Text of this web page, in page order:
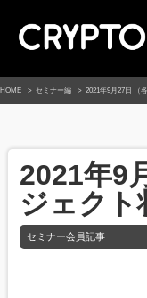
HOME セミナー編 2021年9月27日 （
2021年9
ジェクト
セミナー会員記事